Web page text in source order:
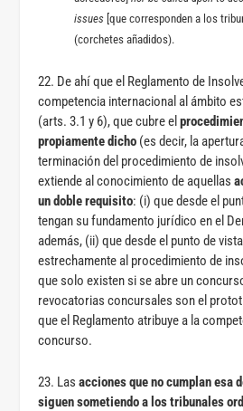
issues [que corresponden a los
(corchetes añadidos).
22. De ahí que el Reglamento de
competencia internacional al ámbito
(arts. 3.1 y 6), que cubre el
propiamente dicho (es decir, la
terminación del procedimiento de
extiende al conocimiento de aquellas
un doble requisito: (i) que desde el
tengan su fundamento jurídico en el
además, (ii) que desde el punto de
estrechamente al procedimiento de
que solo existen si se abre un
revocatorias concursales son el
que el Reglamento atribuye a la
concurso.
23. Las acciones que no cumplan esa
siguen sometiendo a los tribunales